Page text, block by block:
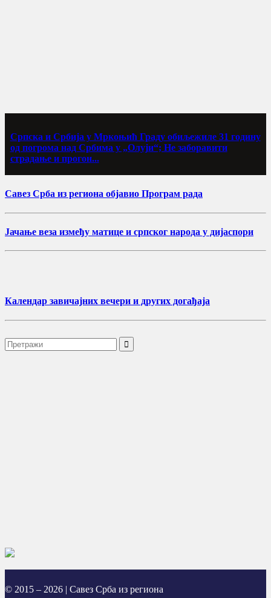
Српска и Србија у Мркоњић Граду обиљежиле 31 годину
од погрома над Србима у „Олуји“; Не заборавити
страдање и прогон...
Савез Срба из региона објавио Програм рада
Јачање веза између матице и српског народа у дијаспори
Календар завичајних вечери и других догађаја
© 2015 – 2026 | Савез Срба из региона